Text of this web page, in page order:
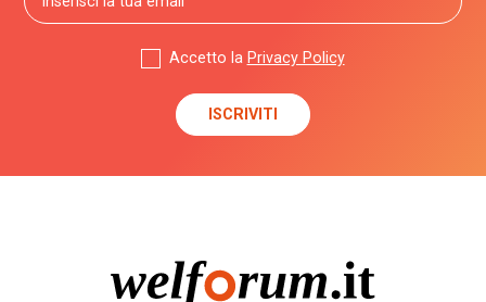
Accetto la Privacy Policy